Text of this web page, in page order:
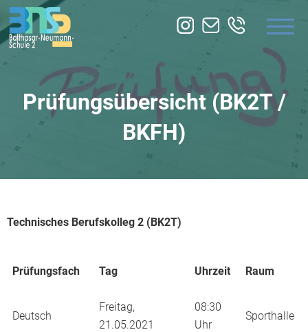
ÜBER UNS
ZUSATZQUALIFIKATION
Prüfungsübersicht (BK2T /
BKFH)
Technisches Berufskolleg 2 (BK2T)
Prüfungsfach Tag Uhrzeit Raum
Deutsch
Freitag,
21.05.2021
08:30
Uhr
Sporthalle